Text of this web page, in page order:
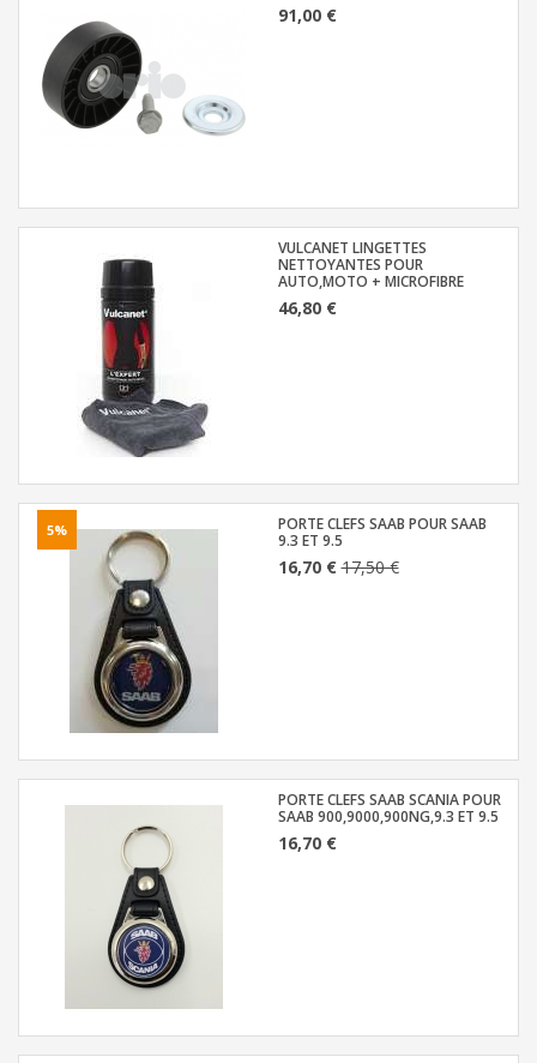
91,00 €
VULCANET LINGETTES
NETTOYANTES POUR
AUTO,MOTO + MICROFIBRE
46,80 €
5%
PORTE CLEFS SAAB POUR SAAB
9.3 ET 9.5
16,70 €17,50 €
PORTE CLEFS SAAB SCANIA POUR
SAAB 900,9000,900NG,9.3 ET 9.5
16,70 €